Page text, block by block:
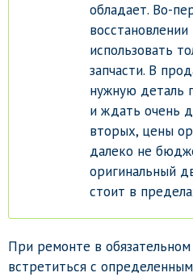
обладает. Во-
использовать
запчасти. В
нужную деталь
и ждать очень
вторых, цены
далеко не
оригинальный
стоит в
При ремонте в
встретиться с